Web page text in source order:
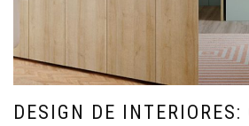
DESIGN DE INTERIORES: